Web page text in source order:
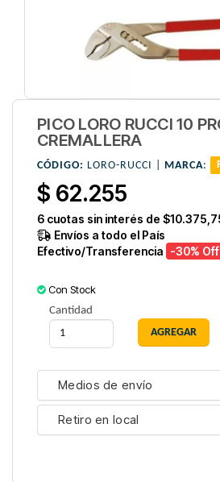
PICO LORO RUCCI 10
CREMALLERA
CÓDIGO: LORO-RUCCI | MARCA:
$ 62.255
6 cuotas sin interés de
Envíos a todo el País
Efectivo/Transferencia -30%
Con Stock
Cantidad
Medios de envío
Retiro en local